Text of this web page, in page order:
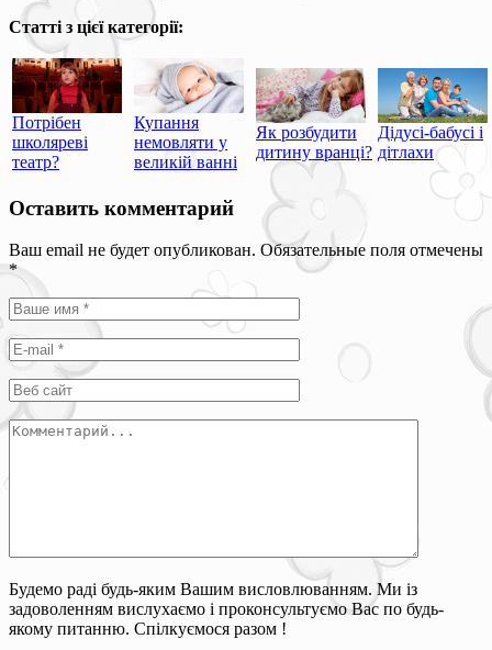
Статті з цієї категорії:
Потрібен
школяреві
театр?
Купання
немовляти у
великій ванні
Як розбудити
дитину вранці?
Дідусі-бабусі і
дітлахи
Оставить комментарий
Ваш email не будет опубликован. Обязательные поля отмечены
*
Будемо раді будь-яким Вашим висловлюванням. Ми із
задоволенням вислухаємо і проконсультуємо Вас по будь-
якому питанню. Спілкуємося разом !